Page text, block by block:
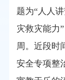
题为“人人
灾救灾能力
周。近段时
安全专项整